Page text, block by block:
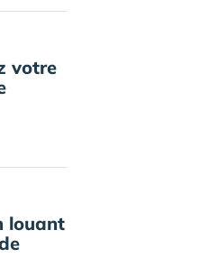
votre
louant